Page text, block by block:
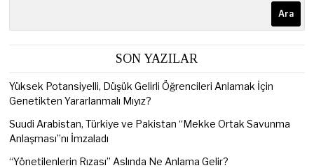
Ara
SON YAZILAR
Yüksek Potansiyelli, Düşük Gelirli Öğrencileri Anlamak İçin
Genetikten Yararlanmalı Mıyız?
Suudi Arabistan, Türkiye ve Pakistan “Mekke Ortak Savunma
Anlaşması”nı İmzaladı
“Yönetilenlerin Rızası” Aslında Ne Anlama Gelir?